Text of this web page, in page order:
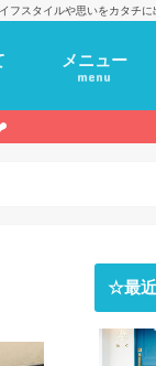
フスタイルや思いをカタチ
メニュー
menu
☆最